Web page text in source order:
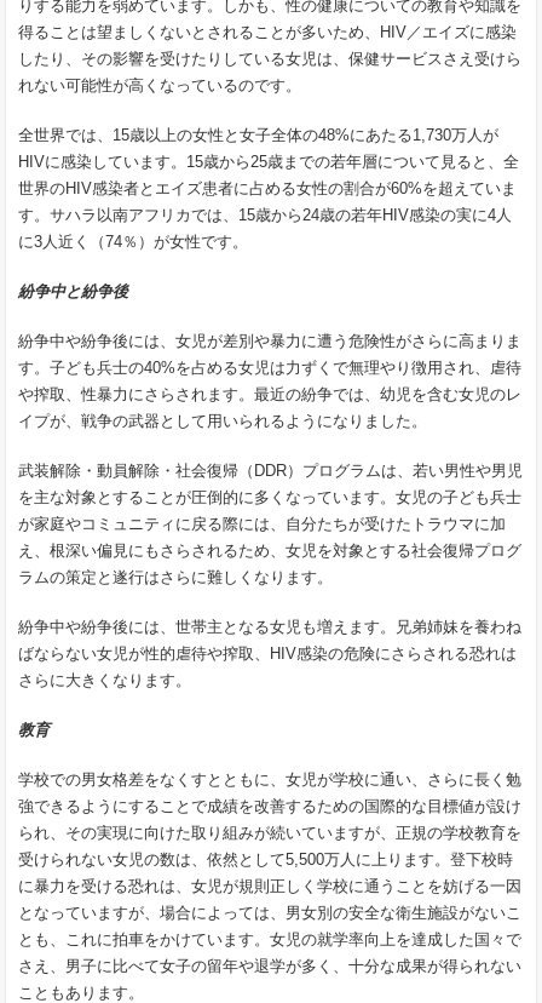
りする能力を弱めています。しかも、性の健康についての教育や知識を
得ることは望ましくないとされることが多いため、HIV／エイズに感染
したり、その影響を受けたりしている女児は、保健サービスさえ受けら
れない可能性が高くなっているのです。
全世界では、15歳以上の女性と女子全体の48%にあたる1,730万人が
HIVに感染しています。15歳から25歳までの若年層について見ると、全
世界のHIV感染者とエイズ患者に占める女性の割合が60%を超えていま
す。サハラ以南アフリカでは、15歳から24歳の若年HIV感染の実に4人
に3人近く（74％）が女性です。
紛争中と紛争後
紛争中や紛争後には、女児が差別や暴力に遭う危険性がさらに高まりま
す。子ども兵士の40%を占める女児は力ずくで無理やり徴用され、虐待
や搾取、性暴力にさらされます。最近の紛争では、幼児を含む女児のレ
イプが、戦争の武器として用いられるようになりました。
武装解除・動員解除・社会復帰（DDR）プログラムは、若い男性や男児
を主な対象とすることが圧倒的に多くなっています。女児の子ども兵士
が家庭やコミュニティに戻る際には、自分たちが受けたトラウマに加
え、根深い偏見にもさらされるため、女児を対象とする社会復帰プログ
ラムの策定と遂行はさらに難しくなります。
紛争中や紛争後には、世帯主となる女児も増えます。兄弟姉妹を養わね
ばならない女児が性的虐待や搾取、HIV感染の危険にさらされる恐れは
さらに大きくなります。
教育
学校での男女格差をなくすとともに、女児が学校に通い、さらに長く勉
強できるようにすることで成績を改善するための国際的な目標値が設け
られ、その実現に向けた取り組みが続いていますが、正規の学校教育を
受けられない女児の数は、依然として5,500万人に上ります。登下校時
に暴力を受ける恐れは、女児が規則正しく学校に通うことを妨げる一因
となっていますが、場合によっては、男女別の安全な衛生施設がないこ
とも、これに拍車をかけています。女児の就学率向上を達成した国々で
さえ、男子に比べて女子の留年や退学が多く、十分な成果が得られない
こともあります。